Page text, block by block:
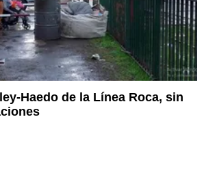
Haedo de la Línea Roca, sin